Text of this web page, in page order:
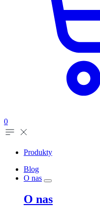
0
Produkty
Blog
O nas
O nas